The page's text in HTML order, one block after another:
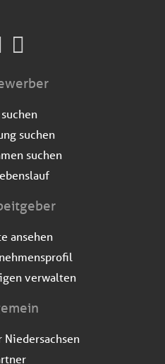
suchen
suchen
suchen
ansehen
verwalten
Niedersachsen